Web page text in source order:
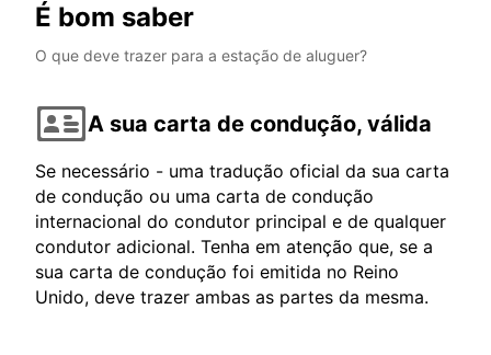
É bom saber
O que deve trazer para a estação de aluguer?
A sua carta de condução, válida
Se necessário - uma tradução oficial da sua carta
de condução ou uma carta de condução
internacional do condutor principal e de qualquer
condutor adicional. Tenha em atenção que, se a
sua carta de condução foi emitida no Reino
Unido, deve trazer ambas as partes da mesma.